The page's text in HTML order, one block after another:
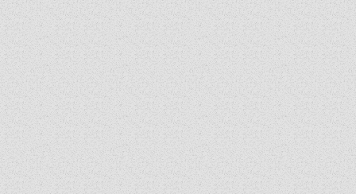
ZSINATI IRODA
KOORDINÁLÓ BIZOTTSÁG
ZSINATI TAGOK
MUNKADOKUMENTUMOK
ZSINATI HÍREK-ÚJSÁG
PASZTORÁLSZOCIOLÓGIAI FELMÉRÉS
KISKORÚAK VÉDELME